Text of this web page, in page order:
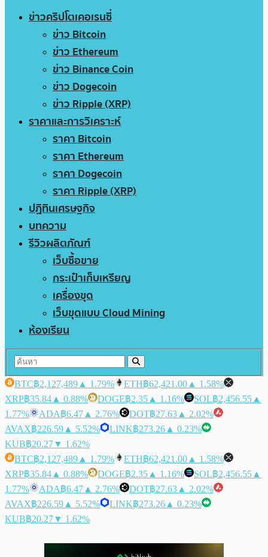
ข่าวคริปโตเคอเรนซี่
ข่าว Bitcoin
ข่าว Ethereum
ข่าว Binance Coin
ข่าว Dogecoin
ข่าว Ripple (XRP)
ราคาและการวิเคราะห์
ราคา Bitcoin
ราคา Ethereum
ราคา Dogecoin
ราคา Ripple (XRP)
ปฏิทินเศรษฐกิจ
บทความ
รีวิวผลิตภัณฑ์
เว็บซื้อขาย
กระเป๋าเก็บเหรียญ
เครื่องขุด
เว็บขุดแบบ Cloud Mining
ห้องเรียน
BTC฿2,127,489 ▲ 1.79% ETH฿62,421.00 ▲ 1.58%
XRP฿35.84 ▲ 0.88% DOGE฿2.35 ▲ 1.16% SOL฿2,456.55 ▲
1.77%
ADA฿6.47 ▲ 2.76% DOT฿27.63 ▲ 2.02%
AVAX฿226.59 ▲ 5.52% LINK฿273.26 ▲ 0.23%
KUB฿20.27▼ 1.62%
BTC฿2,127,489 ▲ 1.79% ETH฿62,421.00 ▲ 1.58%
XRP฿35.84 ▲ 0.88% DOGE฿2.35 ▲ 1.16% SOL฿2,456.55 ▲
1.77%
ADA฿6.47 ▲ 2.76% DOT฿27.63 ▲ 2.02%
AVAX฿226.59 ▲ 5.52% LINK฿273.26 ▲ 0.23%
KUB฿20.27▼ 1.62%